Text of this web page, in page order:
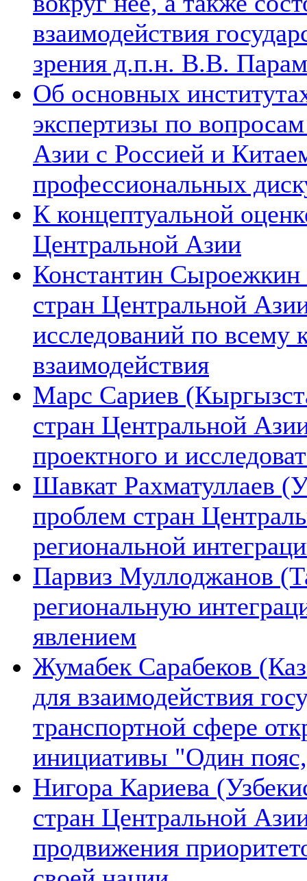
взаимодействия
зрения д.п.н. В.В.
Об основных
экспертизы по
Азии с Россией и
профессиональных
К концептуальной
Центральной Азии
Константин Сыроежкин
стран Центральной
исследований по всему
взаимодействия
Марс Сариев
стран Центральной
проектного и
Шавкат Рахматуллаев
проблем стран
региональной
Парвиз Муллоджанов
региональную
явлением
Жумабек Сарабеков
для взаимодействия
транспортной сфере
инициативы "Один
Нигора Кариева
стран Центральной
продвижения